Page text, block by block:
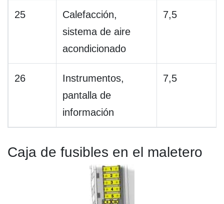
25
Calefacción,
sistema de aire
acondicionado
7,5
26
Instrumentos,
pantalla de
información
7,5
Caja de fusibles en el maletero